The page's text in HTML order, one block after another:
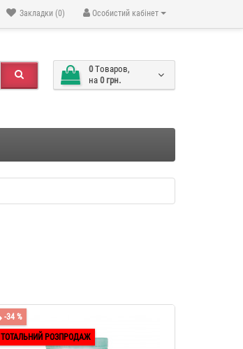
Особистий кабінет
Закладки (0)
0 Tоваров,
на 0 грн.
-34 %
ТОТАЛЬНИЙ РОЗПРОДАЖ